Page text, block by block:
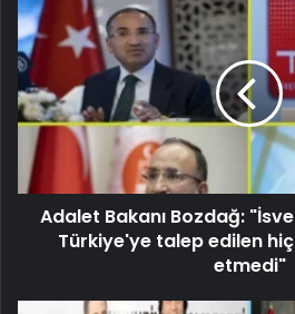
Adalet Bakanı Bozdağ:
Türkiye'ye talep edilen
etmedi"